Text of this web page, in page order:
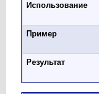
Использование
Пример
Результат